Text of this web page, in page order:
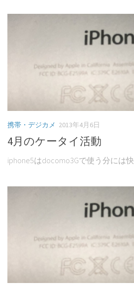
携帯・デジカメ 2013年4月6日
4月のケータイ活動
iphone5はdocomo3Gで使う分には快